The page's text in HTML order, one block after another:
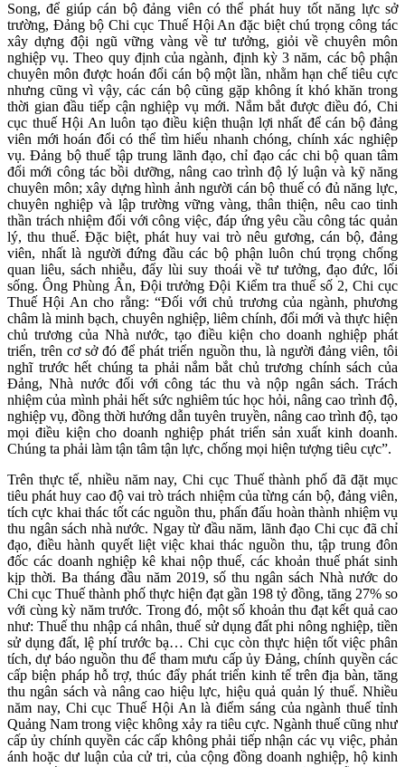
Song, để giúp cán bộ đảng viên có thể phát huy tốt năng lực sở
trường, Đảng bộ Chi cục Thuế Hội An đặc biệt chú trọng công tác
xây dựng đội ngũ vững vàng về tư tưởng, giỏi về chuyên môn
nghiệp vụ. Theo quy định của ngành, định kỳ 3 năm, các bộ phận
chuyên môn được hoán đổi cán bộ một lần, nhằm hạn chế tiêu cực
nhưng cũng vì vậy, các cán bộ cũng gặp không ít khó khăn trong
thời gian đầu tiếp cận nghiệp vụ mới. Nắm bắt được điều đó, Chi
cục thuế Hội An luôn tạo điều kiện thuận lợi nhất để cán bộ đảng
viên mới hoán đổi có thể tìm hiểu nhanh chóng, chính xác nghiệp
vụ. Đảng bộ thuế tập trung lãnh đạo, chỉ đạo các chi bộ quan tâm
đổi mới công tác bồi dưỡng, nâng cao trình độ lý luận và kỹ năng
chuyên môn; xây dựng hình ảnh người cán bộ thuế có đủ năng lực,
chuyên nghiệp và lập trường vững vàng, thân thiện, nêu cao tinh
thần trách nhiệm đối với công việc, đáp ứng yêu cầu công tác quản
lý, thu thuế. Đặc biệt, phát huy vai trò nêu gương, cán bộ, đảng
viên, nhất là người đứng đầu các bộ phận luôn chú trọng chống
quan liêu, sách nhiễu, đẩy lùi suy thoái về tư tưởng, đạo đức, lối
sống. Ông Phùng Ân, Đội trưởng Đội Kiểm tra thuế số 2, Chi cục
Thuế Hội An cho rằng: “Đối với chủ trương của ngành, phương
châm là minh bạch, chuyên nghiệp, liêm chính, đổi mới và thực hiện
chủ trương của Nhà nước, tạo điều kiện cho doanh nghiệp phát
triển, trên cơ sở đó để phát triển nguồn thu, là người đảng viên, tôi
nghĩ trước hết chúng ta phải nắm bắt chủ trương chính sách của
Đảng, Nhà nước đối với công tác thu và nộp ngân sách. Trách
nhiệm của mình phải hết sức nghiêm túc học hỏi, nâng cao trình độ,
nghiệp vụ, đồng thời hướng dẫn tuyên truyền, nâng cao trình độ, tạo
mọi điều kiện cho doanh nghiệp phát triển sản xuất kinh doanh.
Chúng ta phải làm tận tâm tận lực, chống mọi hiện tượng tiêu cực”.
Trên thực tế, nhiều năm nay, Chi cục Thuế thành phố đã đặt mục
tiêu phát huy cao độ vai trò trách nhiệm của từng cán bộ, đảng viên,
tích cực khai thác tốt các nguồn thu, phấn đấu hoàn thành nhiệm vụ
thu ngân sách nhà nước. Ngay từ đầu năm, lãnh đạo Chi cục đã chỉ
đạo, điều hành quyết liệt việc khai thác nguồn thu, tập trung đôn
đốc các doanh nghiệp kê khai nộp thuế, các khoản thuế phát sinh
kịp thời. Ba tháng đầu năm 2019, số thu ngân sách Nhà nước do
Chi cục Thuế thành phố thực hiện đạt gần 198 tỷ đồng, tăng 27% so
với cùng kỳ năm trước. Trong đó, một số khoản thu đạt kết quả cao
như: Thuế thu nhập cá nhân, thuế sử dụng đất phi nông nghiệp, tiền
sử dụng đất, lệ phí trước bạ… Chi cục còn thực hiện tốt việc phân
tích, dự báo nguồn thu để tham mưu cấp ủy Đảng, chính quyền các
cấp biện pháp hỗ trợ, thúc đẩy phát triển kinh tế trên địa bàn, tăng
thu ngân sách và nâng cao hiệu lực, hiệu quả quản lý thuế. Nhiều
năm nay, Chi cục Thuế Hội An là điểm sáng của ngành thuế tỉnh
Quảng Nam trong việc không xảy ra tiêu cực. Ngành thuế cũng như
cấp ủy chính quyền các cấp không phải tiếp nhận các vụ việc, phản
ánh hoặc dư luận của cử tri, của cộng đồng doanh nghiệp, hộ kinh